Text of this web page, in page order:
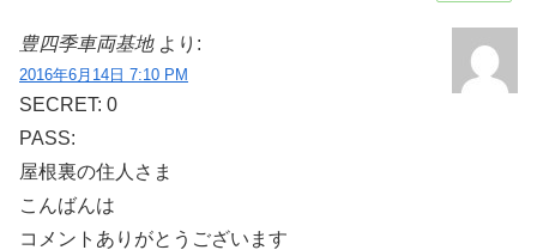
豊四季車両基地 より:
2016年6月14日 7:10 PM
SECRET: 0
PASS:
屋根裏の住人さま
こんばんは
コメントありがとうございます